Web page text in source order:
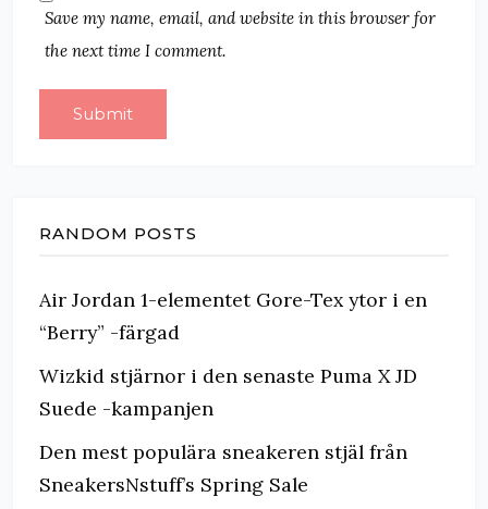
Save my name, email, and website in this browser for
the next time I comment.
RANDOM POSTS
Air Jordan 1-elementet Gore-Tex ytor i en
“Berry” -färgad
Wizkid stjärnor i den senaste Puma X JD
Suede -kampanjen
Den mest populära sneakeren stjäl från
SneakersNstuff’s Spring Sale